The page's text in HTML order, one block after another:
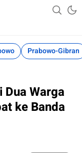
Prabowo-Gibran
Warga
ke Banda